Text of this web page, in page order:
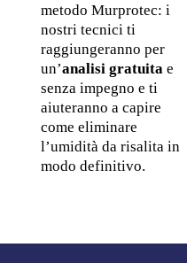
metodo Murprotec: i
nostri tecnici ti
raggiungeranno per
un’analisi gratuita e
senza impegno e ti
aiuteranno a capire
come eliminare
l’umidità da risalita in
modo definitivo.